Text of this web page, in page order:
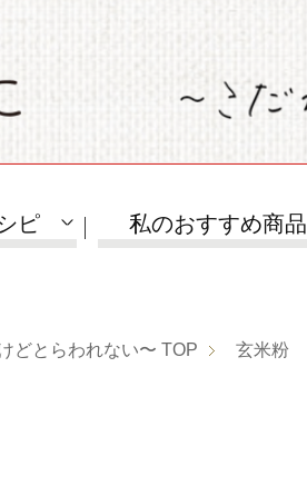
ピ 私のおすすめ商品
どとらわれない〜 TOP 玄米粉